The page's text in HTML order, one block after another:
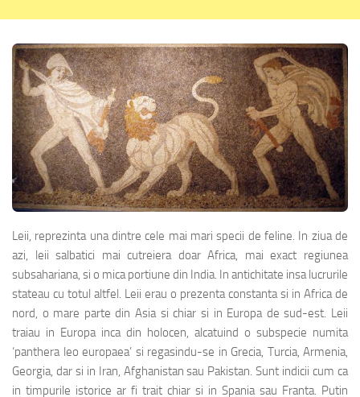
Leii, reprezinta una dintre cele mai mari specii de feline. In ziua de
azi, leii salbatici mai cutreiera doar Africa, mai exact regiunea
subsahariana, si o mica portiune din India. In antichitate insa lucrurile
stateau cu totul altfel. Leii erau o prezenta constanta si in Africa de
nord, o mare parte din Asia si chiar si in Europa de sud-est. Leii
traiau in Europa inca din holocen, alcatuind o subspecie numita
‘panthera leo europaea’ si regasindu-se in Grecia, Turcia, Armenia,
Georgia, dar si in Iran, Afghanistan sau Pakistan. Sunt indicii cum ca
in timpurile istorice ar fi trait chiar si in Spania sau Franta. Putin